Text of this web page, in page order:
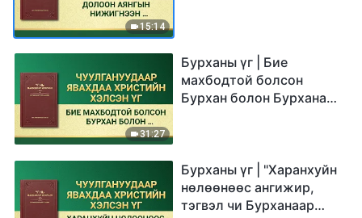
15:14
31:27
Бурханы үг | Бие
махбодтой болсон
Бурхан болон Бурханаар
Бурханы үг | "Харанхуйн
нөлөөнөөс ангижир,
тэгвэл чи Бурханаар